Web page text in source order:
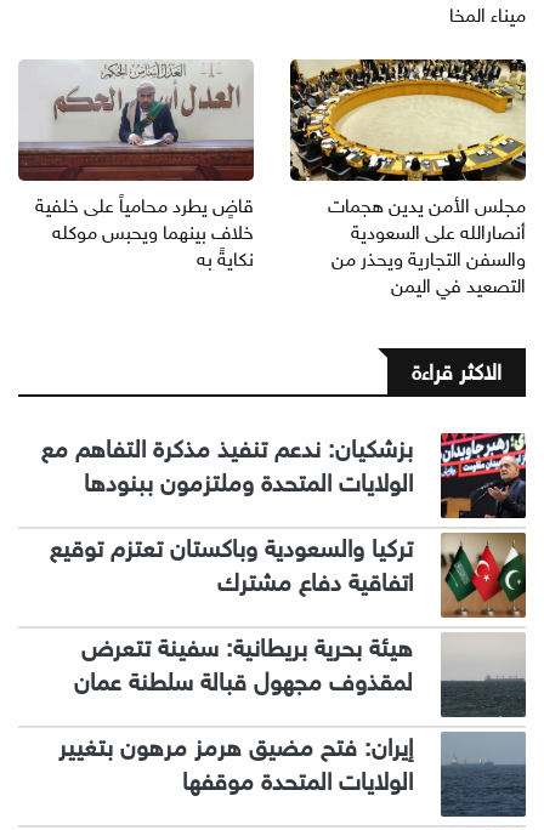
ميناء المخا
مجلس الأمن يدين هجمات
أنصارالله على السعودية
والسفن التجارية ويحذر من
التصعيد في اليمن
قاضٍ يطرد محامياً على خلفية
خلاف بينهما ويحبس موكله
نكايةً به
الاكثر قراءة
بزشكيان: ندعم تنفيذ مذكرة التفاهم مع
الولايات المتحدة وملتزمون ببنودها
تركيا والسعودية وباكستان تعتزم توقيع
اتفاقية دفاع مشترك
هيئة بحرية بريطانية: سفينة تتعرض
لمقذوف مجهول قبالة سلطنة عمان
إيران: فتح مضيق هرمز مرهون بتغيير
الولايات المتحدة موقفها